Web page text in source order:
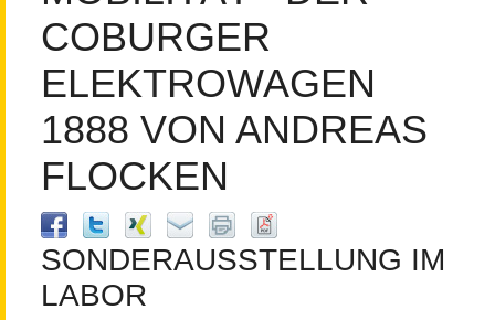
COBURGER
ELEKTROWAGEN
1888 VON ANDREAS
FLOCKEN
SONDERAUSSTELLUNG IM
LABOR